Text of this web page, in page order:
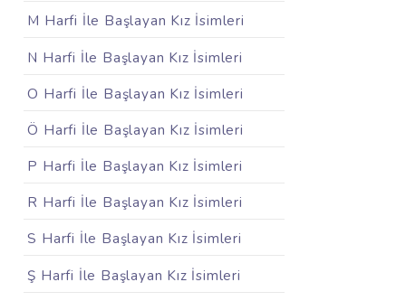
M Harfi İle Başlayan Kız İsimleri
N Harfi İle Başlayan Kız İsimleri
O Harfi İle Başlayan Kız İsimleri
Ö Harfi İle Başlayan Kız İsimleri
P Harfi İle Başlayan Kız İsimleri
R Harfi İle Başlayan Kız İsimleri
S Harfi İle Başlayan Kız İsimleri
Ş Harfi İle Başlayan Kız İsimleri